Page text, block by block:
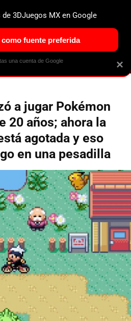
SWITCH 2 XBOX
a jugar Pokémon
20 años; ahora la
agotada y eso
en una pesadilla
×
de 3DJuegos MX en Google
fuente preferida
una cuenta de Google